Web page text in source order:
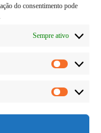
do consentimento pode
Sempre ativo
e mesmo
dentro sabe,